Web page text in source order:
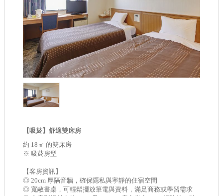
【吸菸】舒適雙床房
約 18㎡ 的雙床房
※ 吸菸房型
【客房資訊】
◎ 20cm 厚隔音牆，確保隱私與寧靜的住宿空間
◎ 寬敞書桌，可輕鬆擺放筆電與資料，滿足商務或學習需求